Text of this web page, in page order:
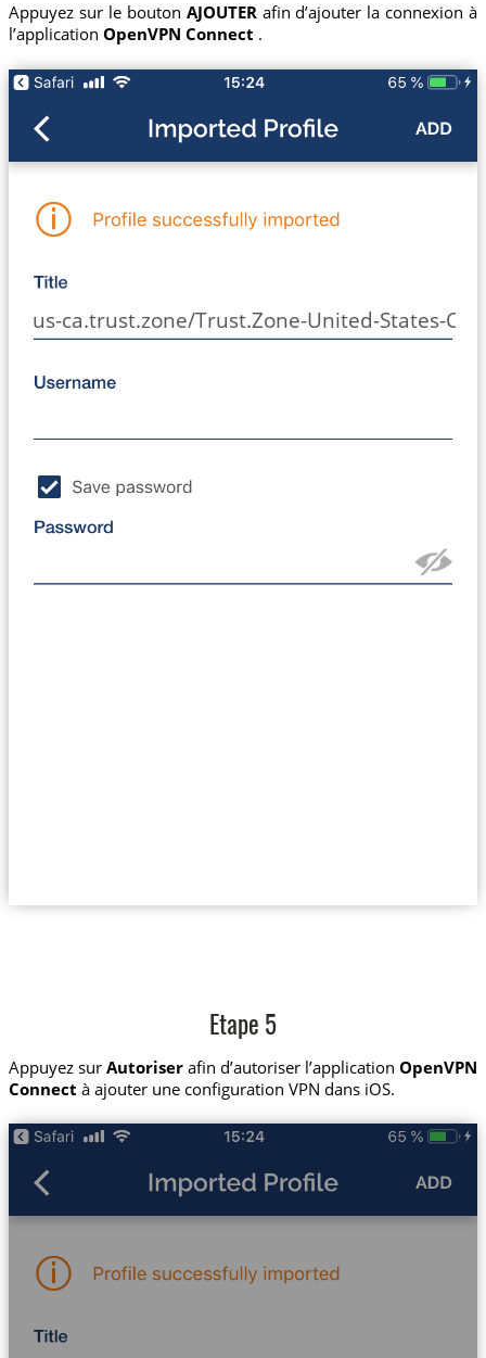
Appuyez sur le bouton AJOUTERafin d’ajouter la connexion à
l’application OpenVPN Connect .
us-ca.trust.zone/Trust.Zone-United-States-
Etape 5
Appuyez sur Autoriserafin d’autoriser l’applicationOpenVPN
Connect à ajouter une configuration VPN dans iOS.